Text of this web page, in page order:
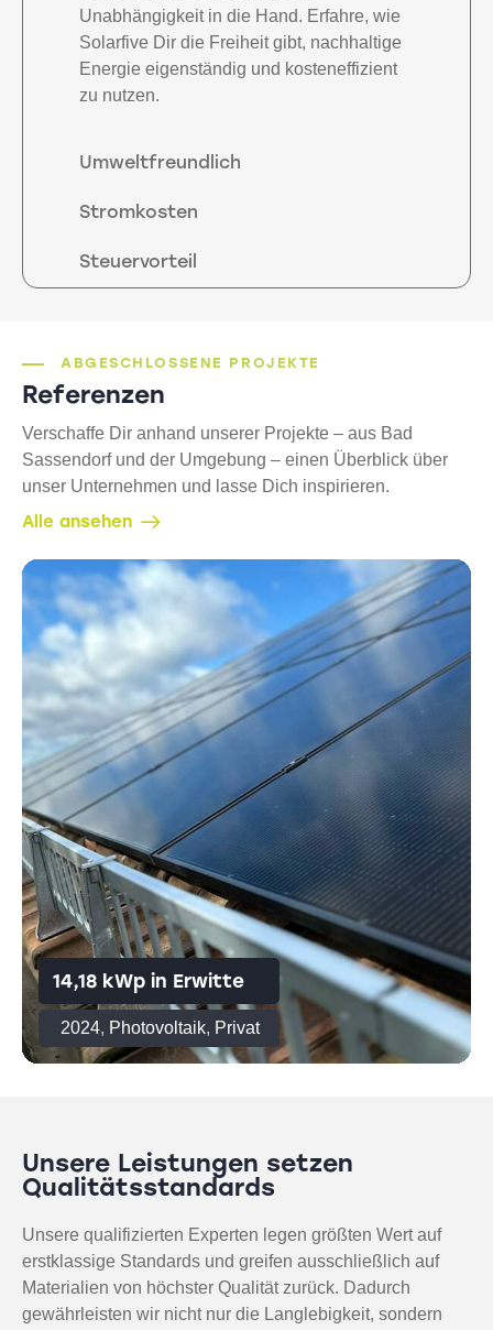
Unabhängigkeit in die Hand. Erfahre, wie
Solarfive Dir die Freiheit gibt, nachhaltige
Energie eigenständig und kosteneffizient
zu nutzen.
Umweltfreundlich
Stromkosten
Steuervorteil
ABGESCHLOSSENE PROJEKTE
Referenzen
Verschaffe Dir anhand unserer Projekte – aus Bad
Sassendorf und der Umgebung – einen Überblick über
unser Unternehmen und lasse Dich inspirieren.
Alle ansehen
14,18 kWp in Erwitte
2024, Photovoltaik, Privat
Unsere Leistungen setzen
Qualitätsstandards
Unsere qualifizierten Experten legen größten Wert auf
erstklassige Standards und greifen ausschließlich auf
Materialien von höchster Qualität zurück. Dadurch
gewährleisten wir nicht nur die Langlebigkeit, sondern